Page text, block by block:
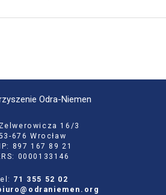
Odra-Niemen
16/3
676 Wrocław
897 167 89 21
0000133146
71 355 52 02